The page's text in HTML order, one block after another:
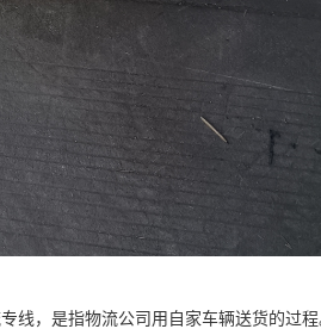
线，是指物流公司用自家车辆送货的过程